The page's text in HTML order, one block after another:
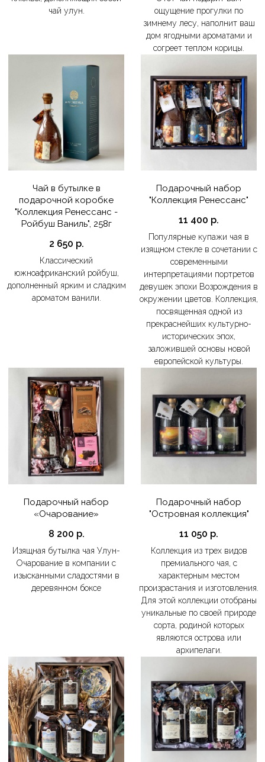
чай улун.
ощущение прогулки по
зимнему лесу, наполнит ваш
дом ягодными ароматами и
согреет теплом корицы.
Чай в бутылке в
подарочной коробке
"Коллекция Ренессанс -
Ройбуш Ваниль", 258г
2 650 р.
Классический
южноафриканский ройбуш,
дополненный ярким и сладким
ароматом ванили.
Подарочный набор
"Коллекция Ренессанс"
11 400 р.
Популярные купажи чая в
изящном стекле в сочетании с
современными
интерпретациями портретов
девушек эпохи Возрождения в
окружении цветов. Коллекция,
посвященная одной из
прекраснейших культурно-
исторических эпох,
заложившей основы новой
европейской культуры.
Подарочный набор
«Очарование»
8 200 р.
Изящная бутылка чая Улун-
Очарование в компании с
изысканными сладостями в
деревянном боксе
Подарочный набор
"Островная коллекция"
11 050 р.
Коллекция из трех видов
премиального чая, с
характерным местом
произрастания и изготовления.
Для этой коллекции отобраны
уникальные по своей природе
сорта, родиной которых
являются острова или
архипелаги.